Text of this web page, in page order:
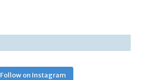
Follow on Instagram